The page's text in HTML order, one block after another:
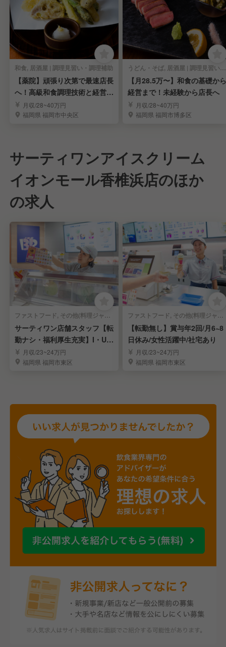
和食, 居酒屋 | 調理見習い・調理補助
【薬院】頑張り次第で最速店長
へ！高級和食調理技術と経営ス
キルを習得
月収/28~40万円
福岡県 福岡市中央区
うどん・そば, 居酒屋 | 調理見習い・調理補助
【月28.5万〜】和食の基礎から
経営まで！未経験から店長へ
月収/28~40万円
福岡県 福岡市博多区
サーティワンアイスクリーム
イオンモール香椎浜店のほか
の求人
ファストフード, その他(料理ジャンル) | 販売スタッフ
サーティワン店舗スタッフ【転
勤ナシ・福利厚生充実】I・Uタ
ーン大歓迎！
月収/23~24万円
福岡県 福岡市東区
ファストフード, その他(料理ジャンル) | レストランサービス・ホールスタッフ
【転勤無し】賞与年2回/月6~8
日休み/女性活躍中/社宅あり
月収/23~24万円
福岡県 福岡市東区